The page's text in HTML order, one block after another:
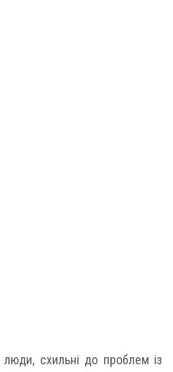
схильні до проблем із